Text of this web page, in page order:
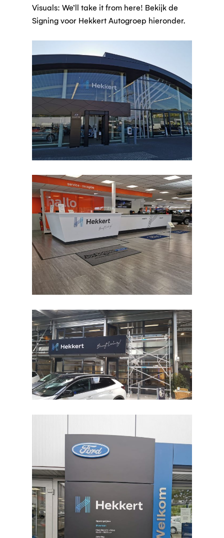
Visuals: We’ll take it from here! Bekijk de
Signing voor Hekkert Autogroep hieronder.